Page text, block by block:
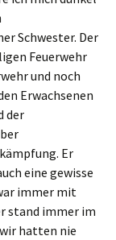
Schwester. Der
Feuerwehr
und noch
Erwachsenen
der
Er
eine gewisse
immer mit
stand immer im
hatten nie